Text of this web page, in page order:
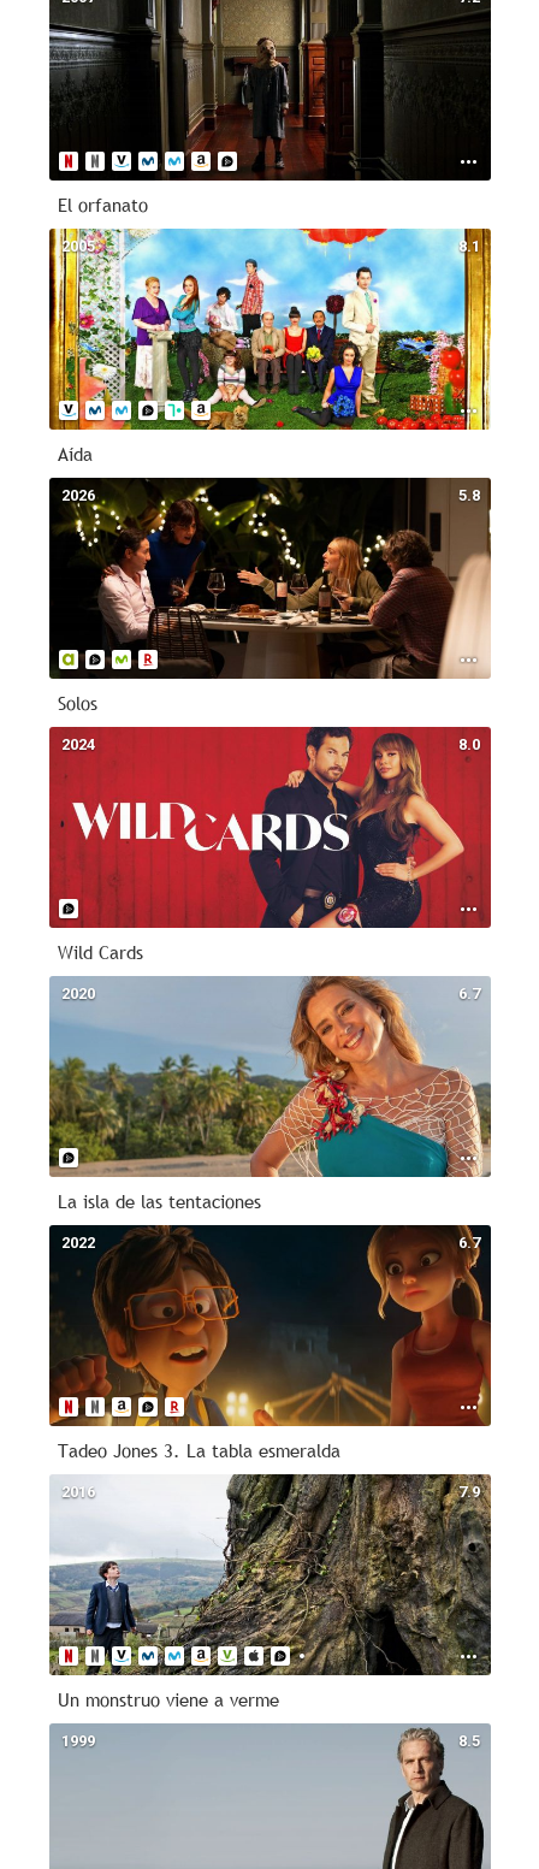
El orfanato
8.1
2005
Aída
5.8
2026
Solos
8.0
2024
Wild Cards
6.7
2020
La isla de las tentaciones
6.7
2022
Tadeo Jones 3. La tabla esmeralda
7.9
2016
Un monstruo viene a verme
8.5
1999